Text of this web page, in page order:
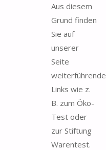
Aus diesem
Grund finden
Sie auf
unserer
Seite
weiterführende
Links wie z.
B. zum Öko-
Test oder
zur Stiftung
Warentest.